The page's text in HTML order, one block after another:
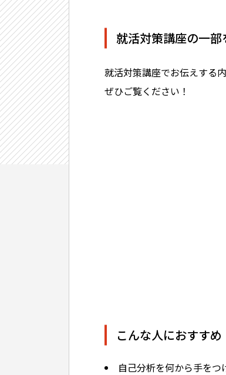
就活対策講座の一部
就活対策講座でお伝えする
ぜひご覧ください！
こんな人におすすめ
自己分析を何から手を